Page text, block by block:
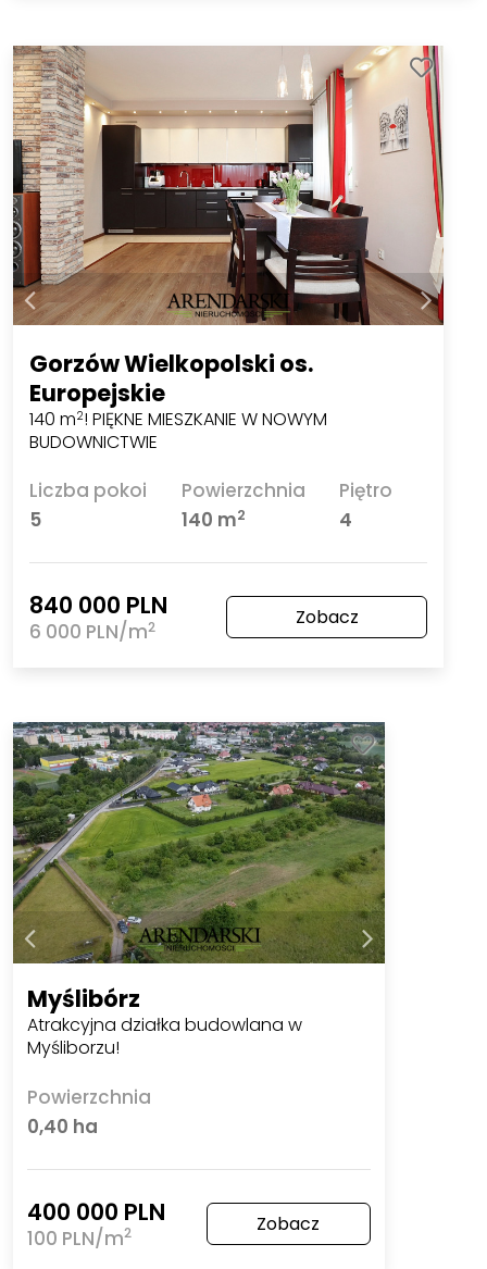
Gorzów Wielkopolski os.
Europejskie
140 m2! PIĘKNE MIESZKANIE W NOWYM
BUDOWNICTWIE
Liczba pokoi
5
Powierzchnia
140 m2
Piętro
4
840 000 PLN
6 000 PLN/m2 Zobacz
Myślibórz
Atrakcyjna działka budowlana w
Myśliborzu!
Powierzchnia
0,40 ha
400 000 PLN
100 PLN/m2 Zobacz